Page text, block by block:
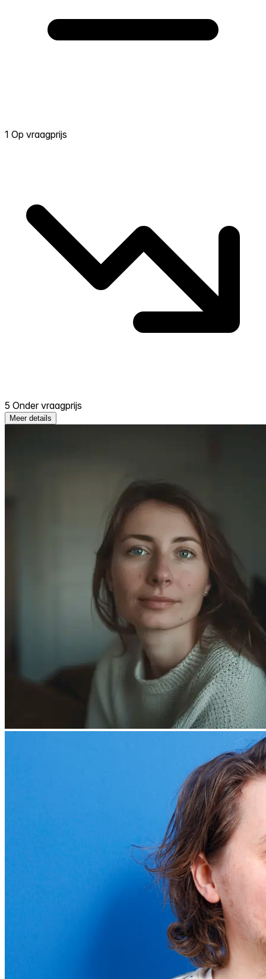
1 Op vraagprijs
5 Onder vraagprijs
Meer details